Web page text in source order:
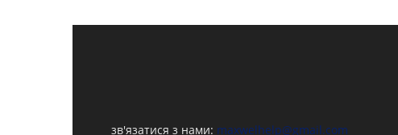
зв'язатися з нами: maxwelhelp@gmail.com